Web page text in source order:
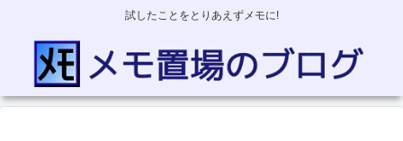
試したことをとりあえずメモに!